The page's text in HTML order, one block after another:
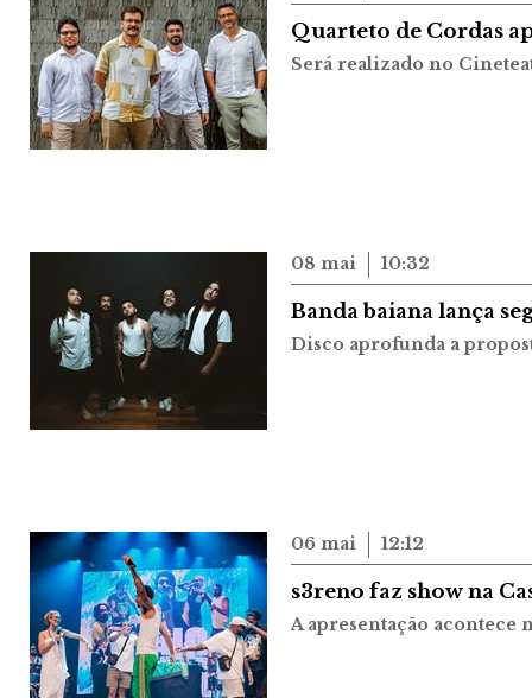
Quarteto de Cordas
Será realizado no
08 mai 10:32
Banda baiana lança
Disco aprofunda a
06 mai 12:12
s3reno faz show na
A apresentação acontece